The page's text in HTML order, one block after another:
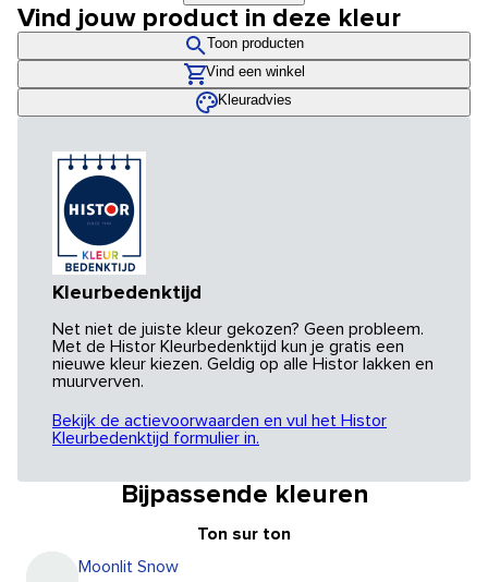
Vind jouw product in deze kleur
Toon producten
Vind een winkel
Kleuradvies
Kleurbedenktijd
Net niet de juiste kleur gekozen? Geen probleem.
Met de Histor Kleurbedenktijd kun je gratis een
nieuwe kleur kiezen. Geldig op alle Histor lakken en
muurverven.
Bekijk de actievoorwaarden en vul het Histor
Kleurbedenktijd formulier in.
Bijpassende kleuren
Ton sur ton
Moonlit Snow